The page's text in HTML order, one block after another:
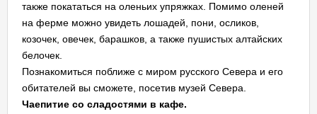
также покататься на оленьих упряжках. Помимо оленей
на ферме можно увидеть лошадей, пони, осликов,
козочек, овечек, барашков, а также пушистых алтайских
белочек.
Познакомиться поближе с миром русского Севера и его
обитателей вы сможете, посетив музей Севера.
Чаепитие со сладостями в кафе.